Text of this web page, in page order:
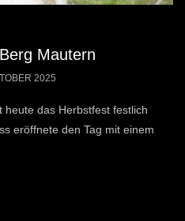
Mautern
2025
heute das Herbstfest festlich
eröffnete den Tag mit einem